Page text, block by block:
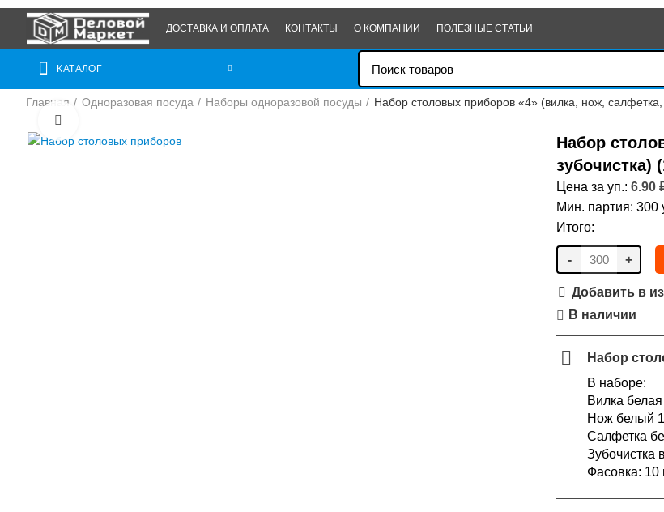
ДОСТАВКА И ОПЛАТА КОНТАКТЫ О КОМПАНИИ ПОЛЕЗНЫЕ СТАТЬИ
КАТАЛОГ
Главная Одноразовая посуда Наборы одноразовой посуды Набор столовых приборов «4» (вилка, нож, салфетка,
Набор
зубочистка)
Цена за уп.: 6.90
Мин. партия: 300
Итого:
- +
Добавить в
В наличии
Набор
В наборе:
Вилка
Нож белый
Салфетка
Зубочистка
Фасовка: 10